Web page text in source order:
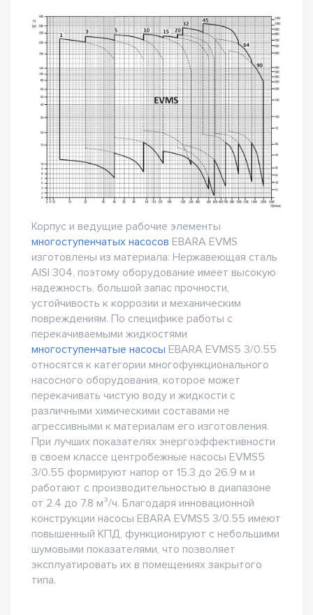
Корпус и ведущие рабочие элементы
многоступенчатых насосов EBARA EVMS
изготовлены из материала: Нержавеющая сталь
AISI 304, поэтому оборудование имеет высокую
надежность, большой запас прочности,
устойчивость к коррозии и механическим
повреждениям. По специфике работы с
перекачиваемыми жидкостями
многоступенчатые насосы EBARA EVMS5 3/0.55
относятся к категории многофункционального
насосного оборудования, которое может
перекачивать чистую воду и жидкости с
различными химическими составами не
агрессивными к материалам его изготовления.
При лучших показателях энергоэффективности
в своем классе центробежные насосы EVMS5
3/0.55 формируют напор от 15.3 до 26.9 м и
работают с производительностью в диапазоне
от 2.4 до 7.8 м³/ч. Благодаря инновационной
конструкции насосы EBARA EVMS5 3/0.55 имеют
повышенный КПД, функционируют с небольшими
шумовыми показателями, что позволяет
эксплуатировать их в помещениях закрытого
типа.